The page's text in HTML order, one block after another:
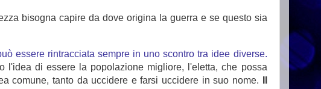
bisogna capire da dove origina la guerra e se questo sia
essere rintracciata sempre in uno scontro tra idee diverse.
di essere la popolazione migliore, l'eletta, che possa
comune, tanto da uccidere e farsi uccidere in suo nome.